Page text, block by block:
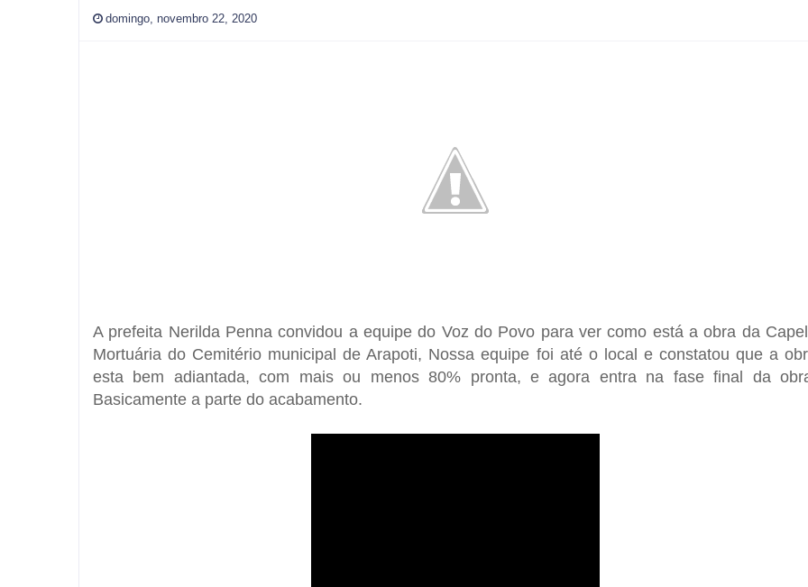
domingo, novembro 22, 2020
A prefeita Nerilda Penna convidou a equipe do Voz do Povo para ver como está a obra da
Mortuária do Cemitério municipal de Arapoti, Nossa equipe foi até o local e constatou que a
esta bem adiantada, com mais ou menos 80% pronta, e agora entra na fase final da
Basicamente a parte do acabamento.